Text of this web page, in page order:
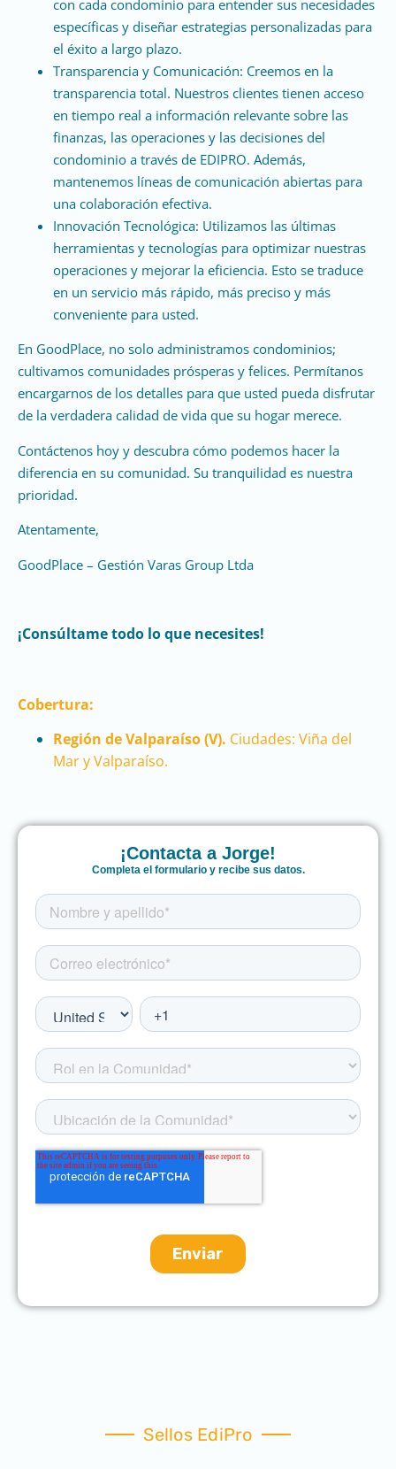
con cada condominio para entender sus necesidades
específicas y diseñar estrategias personalizadas para
el éxito a largo plazo.
Transparencia y Comunicación: Creemos en la
transparencia total. Nuestros clientes tienen acceso
en tiempo real a información relevante sobre las
finanzas, las operaciones y las decisiones del
condominio a través de EDIPRO. Además,
mantenemos líneas de comunicación abiertas para
una colaboración efectiva.
Innovación Tecnológica: Utilizamos las últimas
herramientas y tecnologías para optimizar nuestras
operaciones y mejorar la eficiencia. Esto se traduce
en un servicio más rápido, más preciso y más
conveniente para usted.
En GoodPlace, no solo administramos condominios;
cultivamos comunidades prósperas y felices. Permítanos
encargarnos de los detalles para que usted pueda disfrutar
de la verdadera calidad de vida que su hogar merece.
Contáctenos hoy y descubra cómo podemos hacer la
diferencia en su comunidad. Su tranquilidad es nuestra
prioridad.
Atentamente,
GoodPlace – Gestión Varas Group Ltda
¡Consúltame todo lo que necesites!
Cobertura:
Región de Valparaíso (V). Ciudades: Viña del
Mar y Valparaíso.
Sellos EdiPro